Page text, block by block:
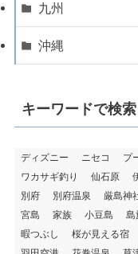
九州
沖縄
キーワードで検索
ディズニー ニセコ プ
ワカサギ釣り
仙石原
別府
別府温泉 厳島神
宮島
家族 小豆島 島
暇つぶし
桜が見える宿